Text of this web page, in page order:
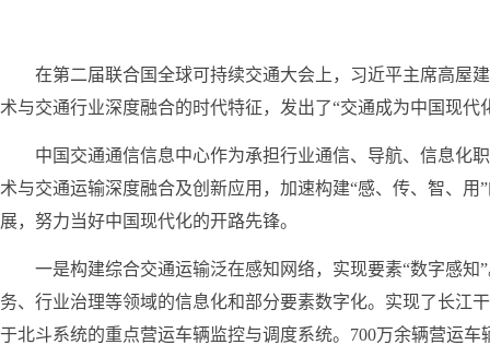
在第二届联合国全球可持续交通大会上，习近平主席高屋
术与交通行业深度融合的时代特征，发出了“交通成为中国现
中国交通通信信息中心作为承担行业通信、导航、信息化
术与交通运输深度融合及创新应用，加速构建“感、传、智、
展，努力当好中国现代化的开路先锋。
一是构建综合交通运输泛在感知网络，实现要素“数字感知
务、行业治理等领域的信息化和部分要素数字化。实现了长江
于北斗系统的重点营运车辆监控与调度系统。700万余辆营运